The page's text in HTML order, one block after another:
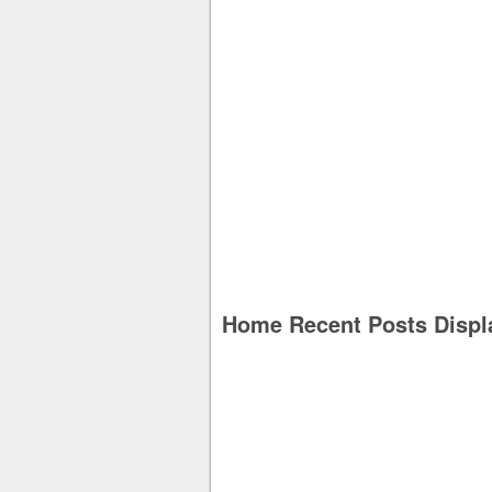
Home Recent Posts